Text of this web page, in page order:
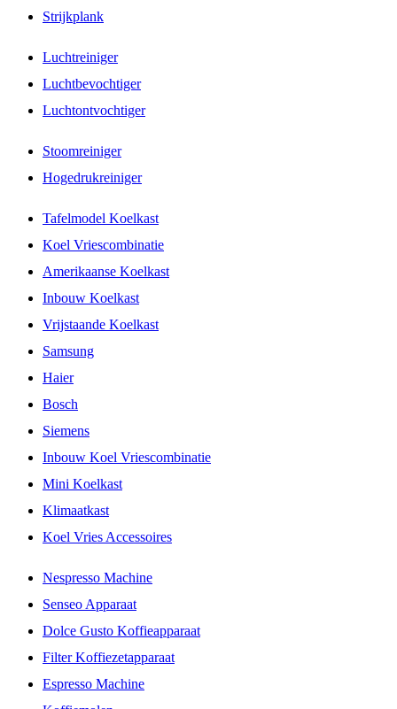
Strijkplank
Luchtreiniger
Luchtbevochtiger
Luchtontvochtiger
Stoomreiniger
Hogedrukreiniger
Tafelmodel Koelkast
Koel Vriescombinatie
Amerikaanse Koelkast
Inbouw Koelkast
Vrijstaande Koelkast
Samsung
Haier
Bosch
Siemens
Inbouw Koel Vriescombinatie
Mini Koelkast
Klimaatkast
Koel Vries Accessoires
Nespresso Machine
Senseo Apparaat
Dolce Gusto Koffieapparaat
Filter Koffiezetapparaat
Espresso Machine